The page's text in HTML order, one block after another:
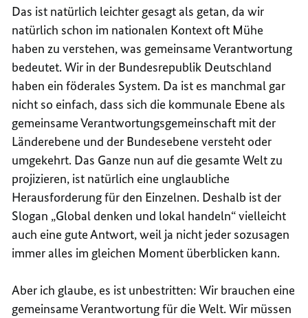
Das ist natürlich leichter gesagt als getan, da wir
natürlich schon im nationalen Kontext oft Mühe
haben zu verstehen, was gemeinsame Verantwortung
bedeutet. Wir in der Bundesrepublik Deutschland
haben ein föderales System. Da ist es manchmal gar
nicht so einfach, dass sich die kommunale Ebene als
gemeinsame Verantwortungsgemeinschaft mit der
Länderebene und der Bundesebene versteht oder
umgekehrt. Das Ganze nun auf die gesamte Welt zu
projizieren, ist natürlich eine unglaubliche
Herausforderung für den Einzelnen. Deshalb ist der
Slogan „Global denken und lokal handeln“ vielleicht
auch eine gute Antwort, weil ja nicht jeder sozusagen
immer alles im gleichen Moment überblicken kann.
Aber ich glaube, es ist unbestritten: Wir brauchen eine
gemeinsame Verantwortung für die Welt. Wir müssen